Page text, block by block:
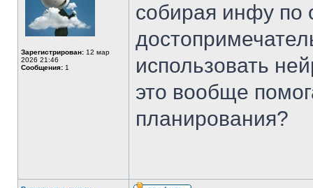
Зарегистрирован: 12 мар
2026 21:46
Сообщения: 1
собирая инфу по
использовать
это вообще
планирования?